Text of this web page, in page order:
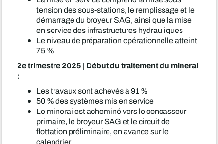
tension des sous-stations, le remplissage et le
démarrage du broyeur SAG, ainsi que la mise
en service des infrastructures hydrauliques
Le niveau de préparation opérationnelle atteint
75 %
2e trimestre 2025 | Début du traitement du minerai
:
Les travaux sont achevés à 91 %
50 % des systèmes mis en service
Le minerai est acheminé vers le concasseur
primaire, le broyeur SAG et le circuit de
flottation préliminaire, en avance sur le